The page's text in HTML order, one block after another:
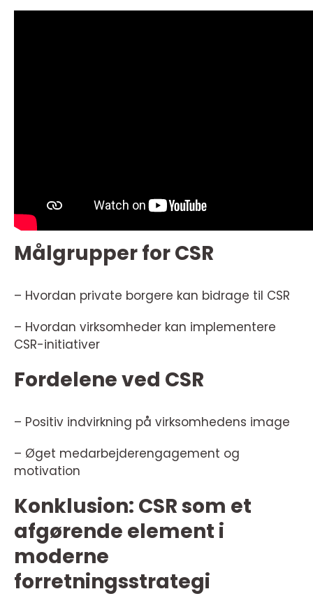
Målgrupper for CSR
– Hvordan private borgere kan bidrage til CSR
– Hvordan virksomheder kan implementere
CSR-initiativer
Fordelene ved CSR
– Positiv indvirkning på virksomhedens image
– Øget medarbejderengagement og
motivation
Konklusion: CSR som et
afgørende element i
moderne
forretningsstrategi